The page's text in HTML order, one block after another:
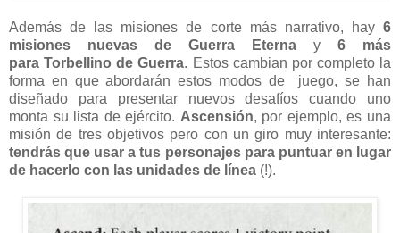
Además de las misiones de corte más narrativo, hay 6
misiones nuevas de Guerra Eterna y 6 más
para Torbellino de Guerra. Estos cambian por completo la
forma en que abordarán estos modos de juego, se han
diseñado para presentar nuevos desafíos cuando uno
monta su lista de ejército. Ascensión, por ejemplo, es una
misión de tres objetivos pero con un giro muy interesante:
tendrás que usar a tus personajes para puntuar en lugar
de hacerlo con las unidades de línea (!).